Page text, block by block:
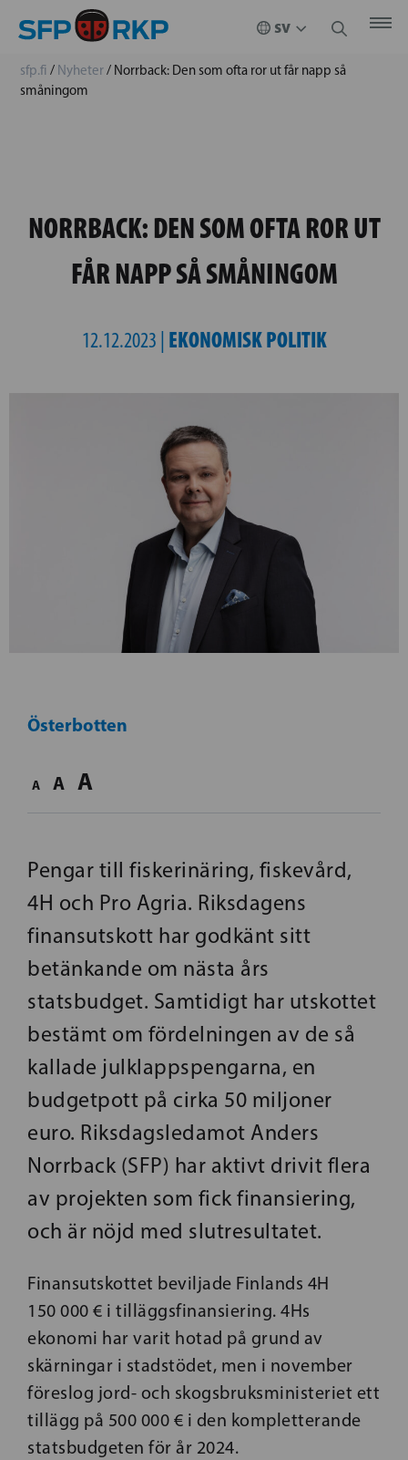
sfp.fi / Nyheter/ Norrback: Den som ofta ror ut får napp så
småningom
NORRBACK: DEN SOM OFTA ROR UT
FÅR NAPP SÅ SMÅNINGOM
12.12.2023 | EKONOMISK POLITIK
Österbotten
A A A
Pengar till fiskerinäring, fiskevård,
4H och Pro Agria. Riksdagens
finansutskott har godkänt sitt
betänkande om nästa års
statsbudget. Samtidigt har utskottet
bestämt om fördelningen av de så
kallade julklappspengarna, en
budgetpott på cirka 50 miljoner
euro. Riksdagsledamot Anders
Norrback (SFP) har aktivt drivit flera
av projekten som fick finansiering,
och är nöjd med slutresultatet.
Finansutskottet beviljade Finlands 4H
150 000 € i tilläggsfinansiering. 4Hs
ekonomi har varit hotad på grund av
skärningar i stadstödet, men i november
föreslog jord- och skogsbruksministeriet ett
tillägg på 500 000 € i den kompletterande
statsbudgeten för år 2024.